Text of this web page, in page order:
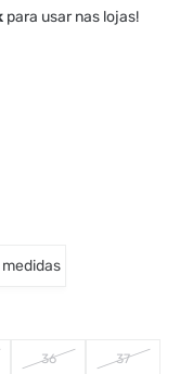
para usar nas lojas!
36 37